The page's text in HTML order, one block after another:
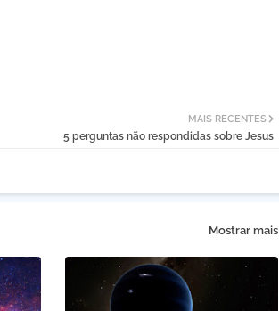
MAIS RECENTES
5 perguntas não respondidas sobre Jesus
Mostrar mais